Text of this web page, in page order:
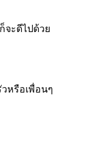
จะดีไปด้วย
หรือเพื่อนๆ